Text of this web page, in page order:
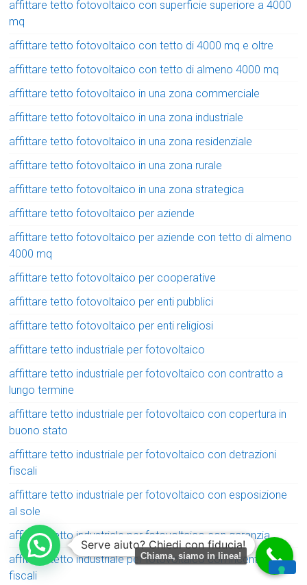
affittare tetto fotovoltaico con superficie superiore a 4000
mq
affittare tetto fotovoltaico con tetto di 4000 mq e oltre
affittare tetto fotovoltaico con tetto di almeno 4000 mq
affittare tetto fotovoltaico in una zona commerciale
affittare tetto fotovoltaico in una zona industriale
affittare tetto fotovoltaico in una zona residenziale
affittare tetto fotovoltaico in una zona rurale
affittare tetto fotovoltaico in una zona strategica
affittare tetto fotovoltaico per aziende
affittare tetto fotovoltaico per aziende con tetto di almeno
4000 mq
affittare tetto fotovoltaico per cooperative
affittare tetto fotovoltaico per enti pubblici
affittare tetto fotovoltaico per enti religiosi
affittare tetto industriale per fotovoltaico
affittare tetto industriale per fotovoltaico con contratto a
lungo termine
affittare tetto industriale per fotovoltaico con copertura in
buono stato
affittare tetto industriale per fotovoltaico con detrazioni
fiscali
affittare tetto industriale per fotovoltaico con esposizione
al sole
affittare tetto industriale per fotovoltaico con garanzia
affittare tetto industriale per fotovoltaico con incentivi
fiscali
Serve aiuto? Chiedi con fiducia!
Chiama, siamo in linea!